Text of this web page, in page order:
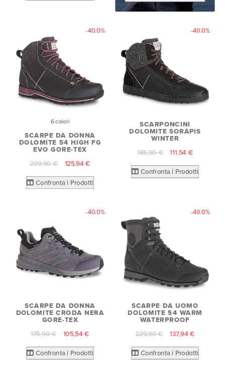
-40.0%
6 colori
SCARPE DA DONNA
DOLOMITE 54 HIGH FG
EVO GORE-TEX
209,90 € 125,94 €
Confronta i Prodotti
-40.0%
SCARPONCINI
DOLOMITE SORAPIS
WINTER
185,90 € 111,54 €
Confronta i Prodotti
-40.0%
SCARPE DA DONNA
DOLOMITE CRODA NERA
GORE-TEX
175,90 € 105,54 €
Confronta i Prodotti
-40.0%
SCARPE DA UOMO
DOLOMITE 54 WARM
WATERPROOF
229,90 € 137,94 €
Confronta i Prodotti